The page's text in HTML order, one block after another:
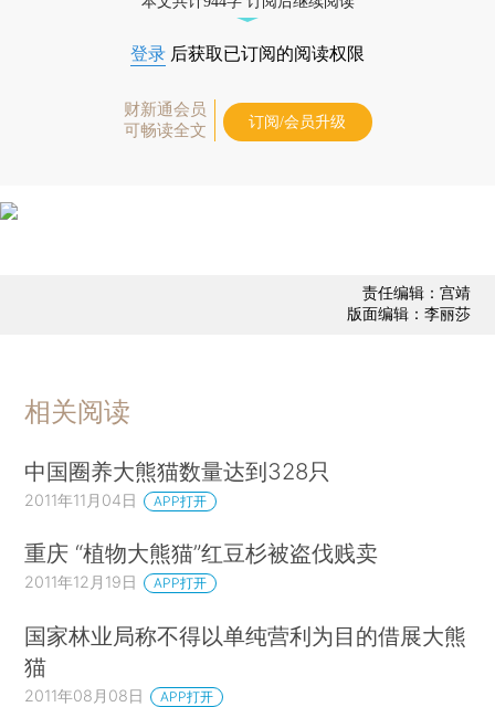
登录 后获取已订阅的阅读权限
财新通会员
可畅读全文
订阅/会员升级
责任编辑：宫靖
版面编辑：李丽莎
相关阅读
中国圈养大熊猫数量达到328只
2011年11月04日 APP打开
重庆 “植物大熊猫”红豆杉被盗伐贱卖
2011年12月19日 APP打开
国家林业局称不得以单纯营利为目的借展大熊
猫
2011年08月08日 APP打开